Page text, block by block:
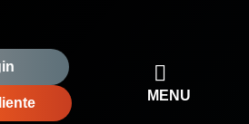
MENU